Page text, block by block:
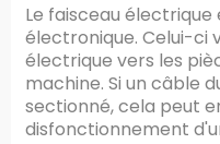
Le faisceau
électronique. Celui-ci
électrique vers les
machine. Si un câble
sectionné, cela peut
disfonctionnement